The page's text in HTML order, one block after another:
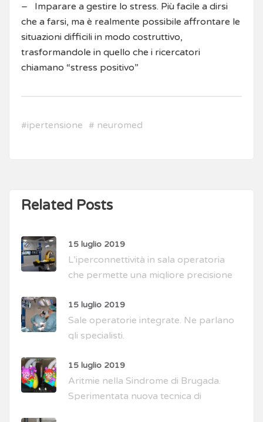
– Imparare a gestire lo stress. Più facile a dirsi
che a farsi, ma è realmente possibile affrontare le
situazioni difficili in modo costruttivo,
trasformandole in quello che i ricercatori
chiamano “stress positivo”
#ipertensione # neuromed
Related Posts
15 luglio 2019
L’iperconnettività in sala operatoria
che permette una migliore precisione
15 luglio 2019
Sale operatorie integrate. Ne parlano
gli specialisti.
15 luglio 2019
Aritmie nella Sindrome di Brugada.
Sperimentata nuova tecnica di